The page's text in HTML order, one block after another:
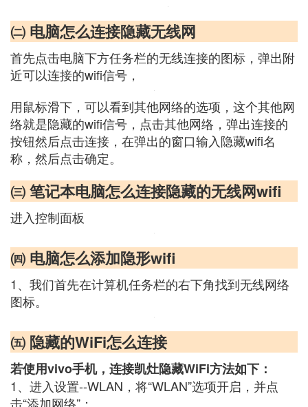
㈡ 电脑怎么连接隐藏无线网
首先点击电脑下方任务栏的无线连接的图标，弹出附
近可以连接的wifi信号，
用鼠标滑下，可以看到其他网络的选项，这个其他网
络就是隐藏的wifi信号，点击其他网络，弹出连接的
按钮然后点击连接，在弹出的窗口输入隐藏wifi名
称，然后点击确定。
㈢ 笔记本电脑怎么连接隐藏的无线网wifi
进入控制面板
㈣ 电脑怎么添加隐形wifi
1、我们首先在计算机任务栏的右下角找到无线网络
图标。
㈤ 隐藏的WiFi怎么连接
若使用vivo手机，连接凯灶隐藏WiFi方法如下：
1、进入设置--WLAN，将“WLAN”选项开启，并点
击“添加网络”；